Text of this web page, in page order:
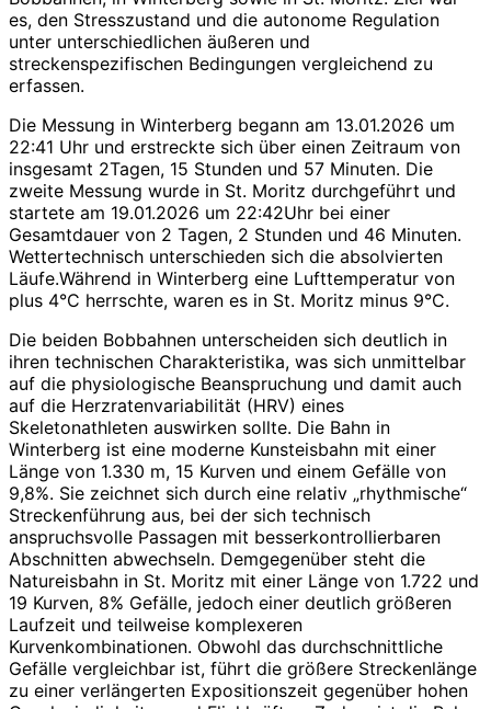
es, den Stresszustand und die autonome Regulation
unter unterschiedlichen äußeren und
streckenspezifischen Bedingungen vergleichend zu
erfassen.
Die Messung in Winterberg begann am 13.01.2026 um
22:41 Uhr und erstreckte sich über einen Zeitraum von
insgesamt 2Tagen, 15 Stunden und 57 Minuten. Die
zweite Messung wurde in St. Moritz durchgeführt und
startete am 19.01.2026 um 22:42Uhr bei einer
Gesamtdauer von 2 Tagen, 2 Stunden und 46 Minuten.
Wettertechnisch unterschieden sich die absolvierten
Läufe.Während in Winterberg eine Lufttemperatur von
plus 4°C herrschte, waren es in St. Moritz minus 9°C.
Die beiden Bobbahnen unterscheiden sich deutlich in
ihren technischen Charakteristika, was sich unmittelbar
auf die physiologische Beanspruchung und damit auch
auf die Herzratenvariabilität (HRV) eines
Skeletonathleten auswirken sollte. Die Bahn in
Winterberg ist eine moderne Kunsteisbahn mit einer
Länge von 1.330 m, 15 Kurven und einem Gefälle von
9,8%. Sie zeichnet sich durch eine relativ „rhythmische“
Streckenführung aus, bei der sich technisch
anspruchsvolle Passagen mit besserkontrollierbaren
Abschnitten abwechseln. Demgegenüber steht die
Natureisbahn in St. Moritz mit einer Länge von 1.722 und
19 Kurven, 8% Gefälle, jedoch einer deutlich größeren
Laufzeit und teilweise komplexeren
Kurvenkombinationen. Obwohl das durchschnittliche
Gefälle vergleichbar ist, führt die größere Streckenlänge
zu einer verlängerten Expositionszeit gegenüber hohen